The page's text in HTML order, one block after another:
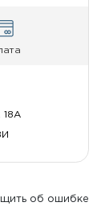
18А
об ошибке